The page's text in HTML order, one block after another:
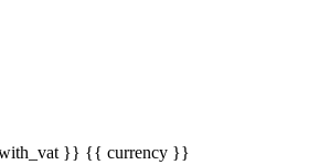
}} {{ currency }}